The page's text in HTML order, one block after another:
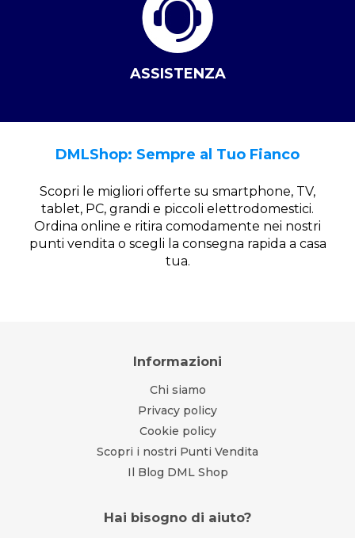
ASSISTENZA
DMLShop: Sempre al Tuo Fianco
Scopri le migliori offerte su smartphone, TV,
tablet, PC, grandi e piccoli elettrodomestici.
Ordina online e ritira comodamente nei nostri
punti vendita o scegli la consegna rapida a casa
tua.
Informazioni
Chi siamo
Privacy policy
Cookie policy
Scopri i nostri Punti Vendita
Il Blog DML Shop
Hai bisogno di aiuto?